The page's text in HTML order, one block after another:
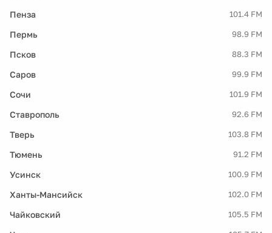
Пенза 101.4 FM
Пермь 98.9 FM
Псков 88.3 FM
Саров 99.9 FM
Сочи 101.9 FM
Ставрополь 92.6 FM
Тверь 103.8 FM
Тюмень 91.2 FM
Усинск 100.9 FM
Ханты-Мансийск 102.0 FM
Чайковский 105.5 FM